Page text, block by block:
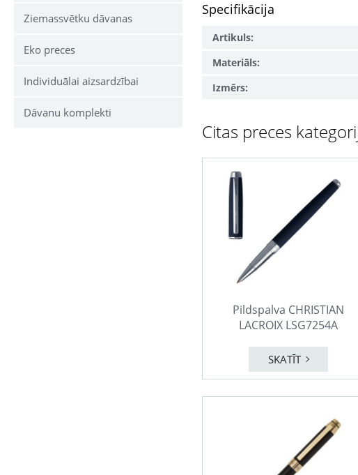
Ziemassvētku dāvanas
Eko preces
Individuālai aizsardzībai
Dāvanu komplekti
Specifikācija
Artikuls:
Materiāls:
Izmērs:
Citas preces
Pildspalva CHRISTIAN
LACROIX LSG7254A
SKATĪT